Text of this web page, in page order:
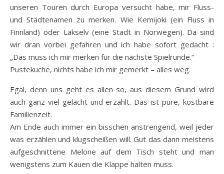
unseren Touren durch Europa versucht habe, mir Fluss-
und Städtenamen zu merken. Wie Kemijoki (ein Fluss in
Finnland) oder Lakselv (eine Stadt in Norwegen). Da sind
wir dran vorbei gefahren und ich habe sofort gedacht :
„Das muss ich mir merken für die nächste Spielrunde.“
Pustekuche, nichts habe ich mir gemerkt – alles weg.
Egal, denn uns geht es allen so, aus diesem Grund wird
auch ganz viel gelacht und erzählt. Das ist pure, kostbare
Familienzeit.
Am Ende auch immer ein bisschen anstrengend, weil jeder
was erzählen und klugscheißen will. Gut das dann meistens
aufgeschnittene Melone auf dem Tisch steht und man
wenigstens zum Kauen die Klappe halten muss.